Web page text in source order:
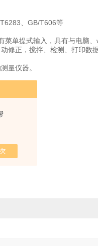
、GB/T606等
单提式输入，具有与电脑、
修正，搅拌、检测、打印数
量仪器。